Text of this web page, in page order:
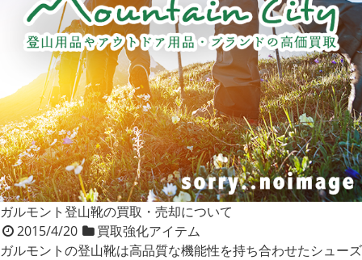
ガルモント登山靴の買取・売却について
2015/4/20
買取強化アイテム
ガルモントの登山靴は高品質な機能性を持ち合わせたシューズ